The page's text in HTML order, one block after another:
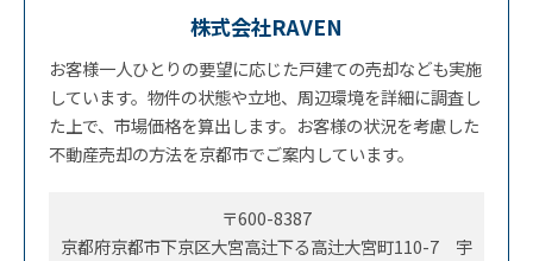
株式会社RAVEN
お客様一人ひとりの要望に応じた戸建ての売却なども実施
しています。物件の状態や立地、周辺環境を詳細に調査し
た上で、市場価格を算出します。お客様の状況を考慮した
不動産売却の方法を京都市でご案内しています。
〒600-8387
京都府京都市下京区大宮高辻下る高辻大宮町110-7 宇